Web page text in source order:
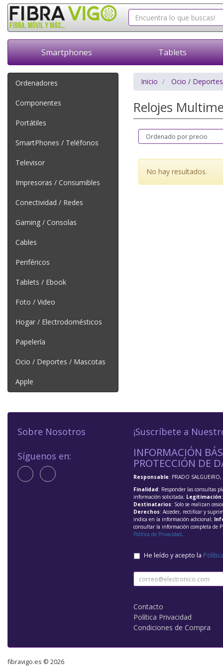
Smartphones Tablets
Ordenadores
Componentes
Portátiles
SmartPhones / Teléfonos
Televisor
Impresoras / Consumibles
Conectividad / Redes
Gaming / Consolas
Cables
Periféricos
Tablets / Ebook
Foto / Video
Hogar / Electrodomésticos
Papelería
Ocio / Deportes / Mascotas
Apple
Inicio Ocio /
Relojes
No hay resultados.
Sobre Nosotros
Síguenos en:
¡Suscríbete a
INFORMACIÓN
PROTECCIÓN DE
Responsable: PRADO SALGUEIRO,
Finalidad: Responder las consultas
información solicitada; Legitimación
Destinatarios: Solo se realizan
Derechos: Acceder, rectificar y
indica en la información adicional;
consultar la información completa de
Política de Privacidad.
He leído y acepto la
Contacto
Política Privacidad
Condiciones de Compra
fibravigo.es © 2026